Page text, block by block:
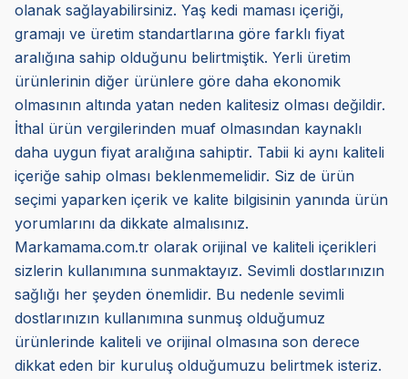
olanak sağlayabilirsiniz. Yaş kedi maması içeriği,
gramajı ve üretim standartlarına göre farklı fiyat
aralığına sahip olduğunu belirtmiştik. Yerli üretim
ürünlerinin diğer ürünlere göre daha ekonomik
olmasının altında yatan neden kalitesiz olması değildir.
İthal ürün vergilerinden muaf olmasından kaynaklı
daha uygun fiyat aralığına sahiptir. Tabii ki aynı kaliteli
içeriğe sahip olması beklenmemelidir. Siz de ürün
seçimi yaparken içerik ve kalite bilgisinin yanında ürün
yorumlarını da dikkate almalısınız.
Markamama.com.tr olarak orijinal ve kaliteli içerikleri
sizlerin kullanımına sunmaktayız. Sevimli dostlarınızın
sağlığı her şeyden önemlidir. Bu nedenle sevimli
dostlarınızın kullanımına sunmuş olduğumuz
ürünlerinde kaliteli ve orijinal olmasına son derece
dikkat eden bir kuruluş olduğumuzu belirtmek isteriz.